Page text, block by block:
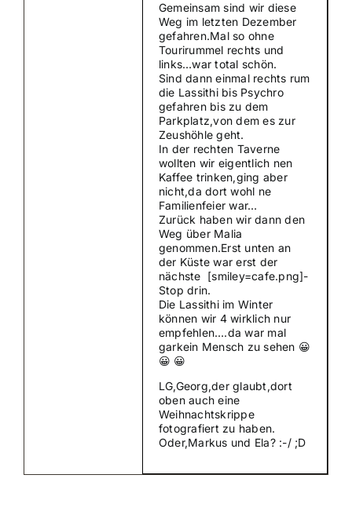
Gemeinsam sind wir diese
Weg im letzten Dezember
gefahren.Mal so ohne
Tourirummel rechts und
links…war total schön.
Sind dann einmal rechts rum
die Lassithi bis Psychro
gefahren bis zu dem
Parkplatz,von dem es zur
Zeushöhle geht.
In der rechten Taverne
wollten wir eigentlich nen
Kaffee trinken,ging aber
nicht,da dort wohl ne
Familienfeier war…
Zurück haben wir dann den
Weg über Malia
genommen.Erst unten an
der Küste war erst der
nächste [smiley=cafe.png]-
Stop drin.
Die Lassithi im Winter
können wir 4 wirklich nur
empfehlen….da war mal
garkein Mensch zu sehen 😀
😀 😀
LG,Georg,der glaubt,dort
oben auch eine
Weihnachtskrippe
fotografiert zu haben.
Oder,Markus und Ela? :-/ ;D